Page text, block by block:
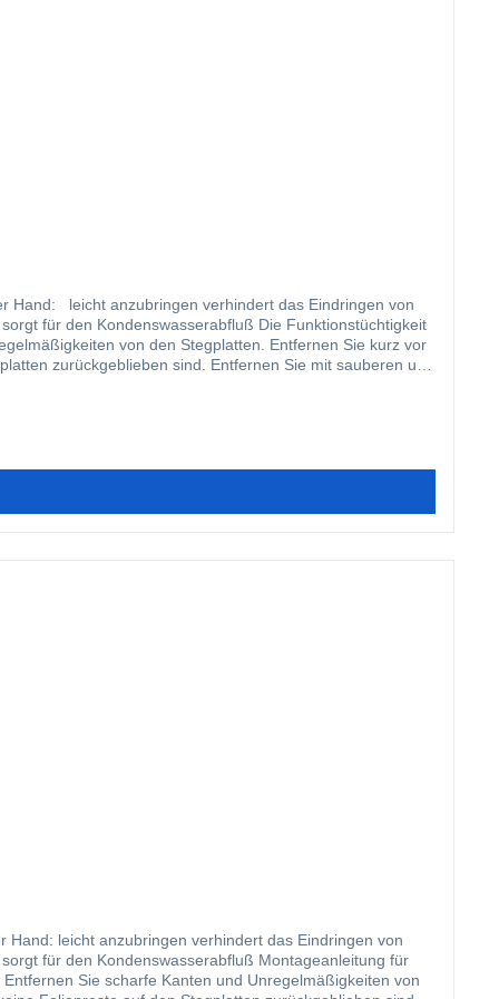
von
Die Funktionstüchtigkeit
zurückgeblieben sind. Entfernen Sie mit sauberen und
dass das Band nach dem Anbringen und während des
Stegplatten so abdichten, dass das Band vor direkter
Montageanleitung für